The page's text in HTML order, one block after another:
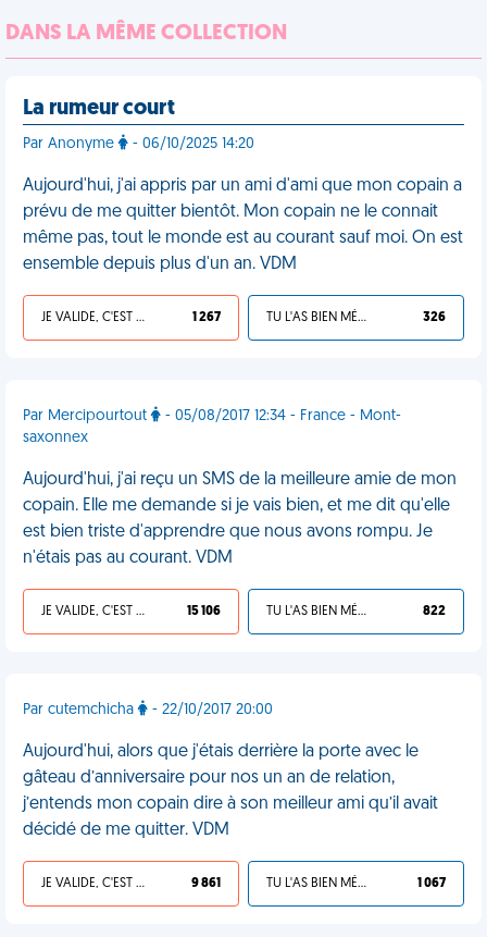
DANS LA MÊME COLLECTION
La rumeur court
Par Anonyme - 06/10/2025 14:20
Aujourd'hui, j'ai appris par un ami d'ami que mon copain a
prévu de me quitter bientôt. Mon copain ne le connait
même pas, tout le monde est au courant sauf moi. On est
ensemble depuis plus d'un an. VDM
JE VALIDE, C'EST UNE VDM 1 267 TU L'AS BIEN MÉRITÉ 326
Par Mercipourtout
- 05/08/2017 12:34 - France - Mont-
saxonnex
Aujourd'hui, j'ai reçu un SMS de la meilleure amie de mon
copain. Elle me demande si je vais bien, et me dit qu'elle
est bien triste d'apprendre que nous avons rompu. Je
n'étais pas au courant. VDM
JE VALIDE, C'EST UNE VDM 15 106 TU L'AS BIEN MÉRITÉ 822
Par cutemchicha - 22/10/2017 20:00
Aujourd'hui, alors que j'étais derrière la porte avec le
gâteau d’anniversaire pour nos un an de relation,
j’entends mon copain dire à son meilleur ami qu’il avait
décidé de me quitter. VDM
JE VALIDE, C'EST UNE VDM 9 861 TU L'AS BIEN MÉRITÉ 1 067